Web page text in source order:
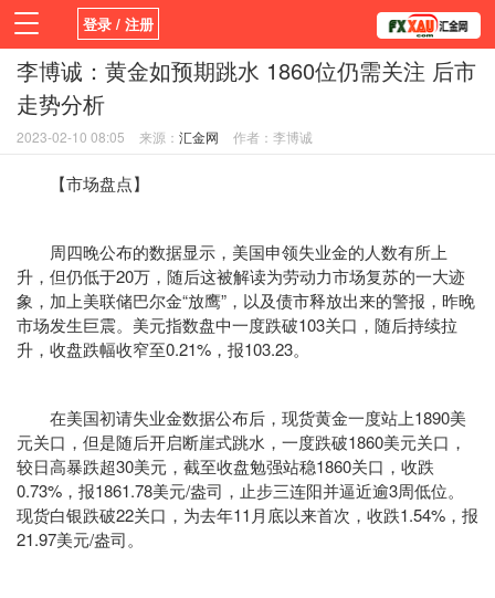
登录 / 注册
首页 新闻 观点 货币
学院
平台
李博诚：黄金如预期跳水 1860位仍需关注 后市
走势分析
2023-02-10 08:05 来源： 汇金网 作者：李博诚
【市场盘点】
周四晚公布的数据显示，美国申领失业金的人数有所上
升，但仍低于20万，随后这被解读为劳动力市场复苏的一大迹
象，加上美联储巴尔金“放鹰”，以及债市释放出来的警报，昨晚
市场发生巨震。美元指数盘中一度跌破103关口，随后持续拉
升，收盘跌幅收窄至0.21%，报103.23。
在美国初请失业金数据公布后，现货黄金一度站上1890美
元关口，但是随后开启断崖式跳水，一度跌破1860美元关口，
较日高暴跌超30美元，截至收盘勉强站稳1860关口，收跌
0.73%，报1861.78美元/盎司，止步三连阳并逼近逾3周低位。
现货白银跌破22关口，为去年11月底以来首次，收跌1.54%，报
21.97美元/盎司。